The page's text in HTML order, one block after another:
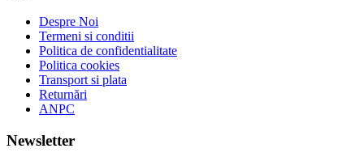
Despre Noi
Termeni si conditii
Politica de confidentialitate
Politica cookies
Transport si plata
Returnări
ANPC
Newsletter